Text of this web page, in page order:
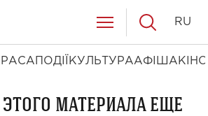
ПОДІЇ КУЛЬТУРААФІША КІНО
RU
МАТЕРИАЛА ЕЩЕ